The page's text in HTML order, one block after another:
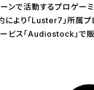
ーンで活動するプロゲ
により「Luster7」所属
ービス「Audiostock」